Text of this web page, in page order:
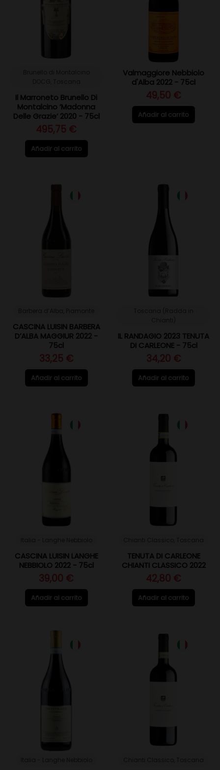
Il Marroneto Brunello Di
Montalcino ‘Madonna
Delle Grazie’ 2020 - 75cl
495,75 €
Añadir al carrito
Valmaggiore Nebbiolo
d'Alba 2022 - 75cl
49,50 €
Añadir al carrito
CASCINA LUISIN BARBERA
D’ALBA MAGGIUR 2022 -
75cl
33,25 €
Añadir al carrito
IL RANDAGIO 2023 TENUTA
DI CARLEONE - 75cl
34,20 €
Añadir al carrito
CASCINA LUISIN LANGHE
NEBBIOLO 2022 - 75cl
39,00 €
Añadir al carrito
TENUTA DI CARLEONE
CHIANTI CLASSICO 2022
42,80 €
Añadir al carrito